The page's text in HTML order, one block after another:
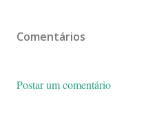
Comentários
Postar um comentário